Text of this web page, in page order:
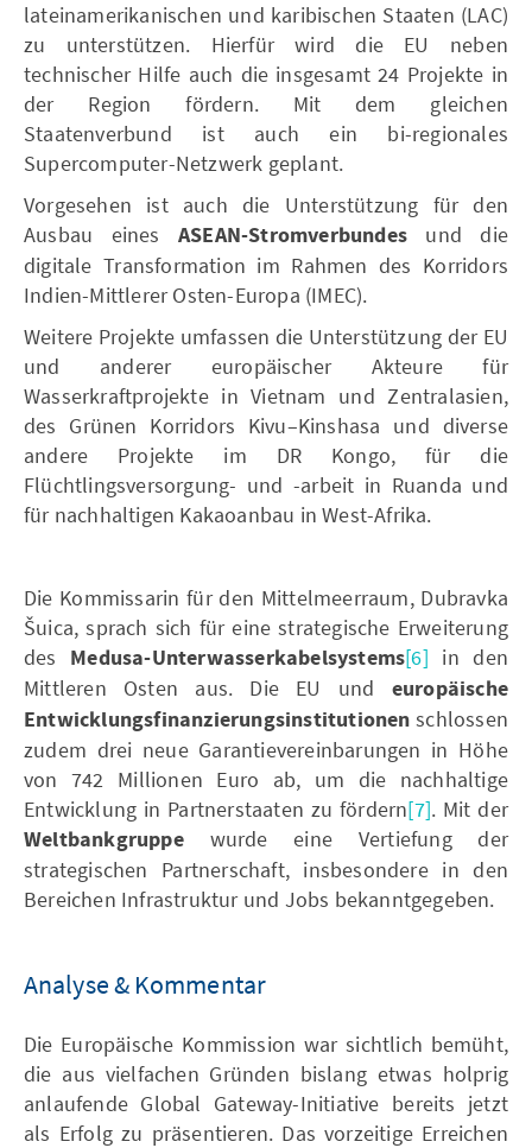
lateinamerikanischen und karibischen Staaten (LAC)
zu unterstützen. Hierfür wird die EU neben
technischer Hilfe auch die insgesamt 24 Projekte in
der Region fördern. Mit dem gleichen
Staatenverbund ist auch ein bi-regionales
Supercomputer-Netzwerk geplant.
Vorgesehen ist auch die Unterstützung für den
Ausbau eines ASEAN-Stromverbundes und die
digitale Transformation im Rahmen des Korridors
Indien-Mittlerer Osten-Europa (IMEC).
Weitere Projekte umfassen die Unterstützung der EU
und anderer europäischer Akteure für
Wasserkraftprojekte in Vietnam und Zentralasien,
des Grünen Korridors Kivu–Kinshasa und diverse
andere Projekte im DR Kongo, für die
Flüchtlingsversorgung- und -arbeit in Ruanda und
für nachhaltigen Kakaoanbau in West-Afrika.
Die Kommissarin für den Mittelmeerraum, Dubravka
Šuica, sprach sich für eine strategische Erweiterung
des Medusa-Unterwasserkabelsystems[6] in den
Mittleren Osten aus. Die EU und europäische
Entwicklungsfinanzierungsinstitutionen schlossen
zudem drei neue Garantievereinbarungen in Höhe
von 742 Millionen Euro ab, um die nachhaltige
Entwicklung in Partnerstaaten zu fördern[7]. Mit der
Weltbankgruppewurde eine Vertiefung der
strategischen Partnerschaft, insbesondere in den
Bereichen Infrastruktur und Jobs bekanntgegeben.
Analyse & Kommentar
Die Europäische Kommission war sichtlich bemüht,
die aus vielfachen Gründen bislang etwas holprig
anlaufende Global Gateway-Initiative bereits jetzt
als Erfolg zu präsentieren. Das vorzeitige Erreichen